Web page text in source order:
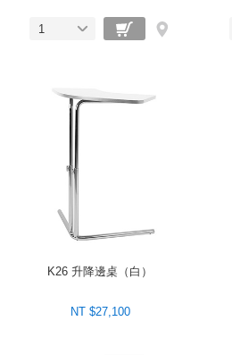
1
K26 升降邊桌（白）
NT $27,100